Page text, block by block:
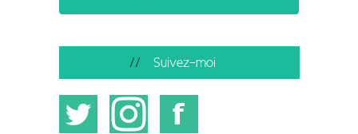
Suivez-moi